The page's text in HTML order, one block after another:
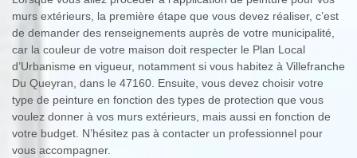
murs extérieurs, la première étape que vous devez réaliser, c’est
de demander des renseignements auprès de votre municipalité,
car la couleur de votre maison doit respecter le Plan Local
d’Urbanisme en vigueur, notamment si vous habitez à Villefranche
Du Queyran, dans le 47160. Ensuite, vous devez choisir votre
type de peinture en fonction des types de protection que vous
voulez donner à vos murs extérieurs, mais aussi en fonction de
votre budget. N’hésitez pas à contacter un professionnel pour
vous accompagner.